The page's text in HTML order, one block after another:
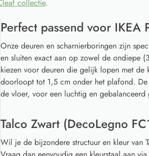
collectie.
Perfect passend voor IKEA
Onze deuren en scharnierboringen zijn
en sluiten exact aan op zowel de ondiepe
kiezen voor deuren die gelijk lopen met
doorloopt tot 1,5 cm onder het plafond.
de vloer, voor een luchtig en gebalanceerd
Talco Zwart (DecoLegno
Wil je de bijzondere structuur en kleur van